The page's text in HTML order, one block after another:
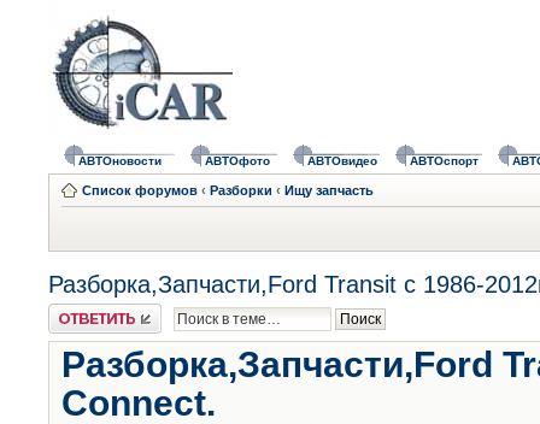
АВТОновости АВТОфото АВТОвидео АВТОспорт
Список форумов ‹ Разборки ‹ Ищу запчасть
Разборка,Запчасти,Ford Transit с 1986-
Ответить
Разборка,Запчасти,Ford
Connect.